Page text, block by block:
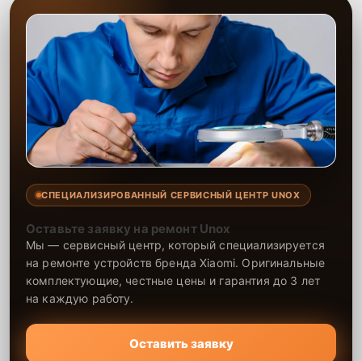
СПЕЦИАЛИЗИРОВАННЫЙ СЕРВИСНЫЙ ЦЕНТР UNOX
Оставьте заявку на ремонт Unox
Мы — сервисный центр, который специализируется
на ремонте устройств бренда Xiaomi. Оригинальные
комплектующие, честные цены и гарантия до 3 лет
на каждую работу.
Оставить заявку